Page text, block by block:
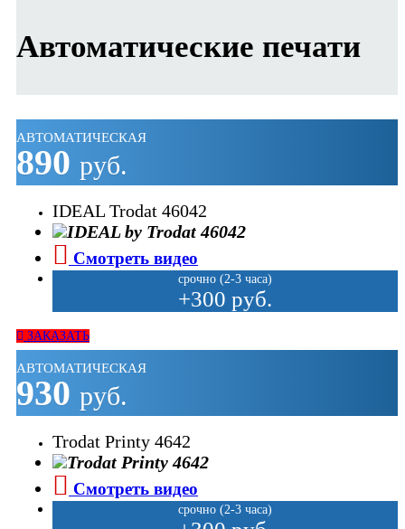
Автоматические печати
АВТОМАТИЧЕСКАЯ
890 руб.
IDEAL Trodat 46042
Смотреть видео
срочно (2-3 часа)
+300 руб.
ЗАКАЗАТЬ
АВТОМАТИЧЕСКАЯ
930 руб.
Trodat Printy 4642
Смотреть видео
срочно (2-3 часа)